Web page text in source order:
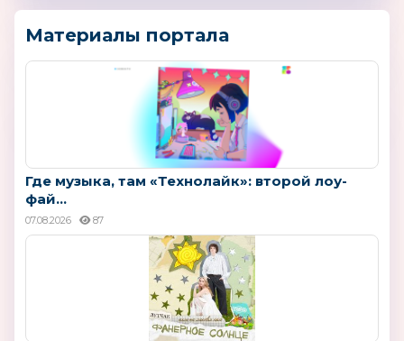
Материалы портала
Где музыка, там «Технолайк»: второй лоу-
фай...
07.08.2026 87